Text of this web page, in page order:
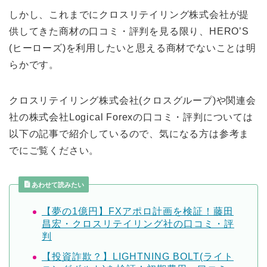
しかし、これまでにクロスリテイリング株式会社が提
供してきた商材の口コミ・評判を見る限り、HERO’S
(ヒーローズ)を利用したいと思える商材でないことは明
らかです。
クロスリテイリング株式会社(クロスグループ)や関連会
社の株式会社Logical Forexの口コミ・評判については
以下の記事で紹介しているので、気になる方は参考ま
でにご覧ください。
あわせて読みたい
【夢の1億円】FXアポロ計画を検証！藤田
昌宏・クロスリテイリング社の口コミ・評
判
【投資詐欺？】LIGHTNING BOLT(ライト